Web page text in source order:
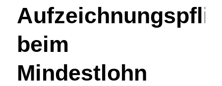
beim
Mindestlohn